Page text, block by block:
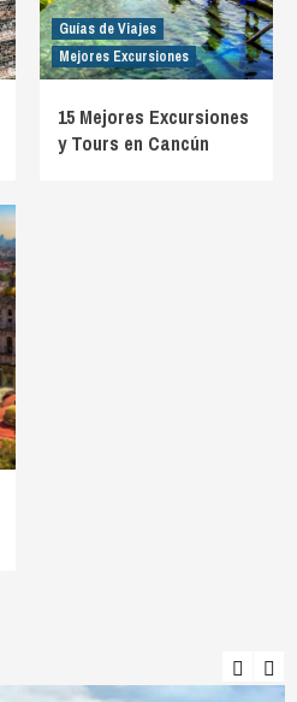
Guías de Viajes
Mejores Excursiones
15 Mejores Excursiones
y Tours en Cancún